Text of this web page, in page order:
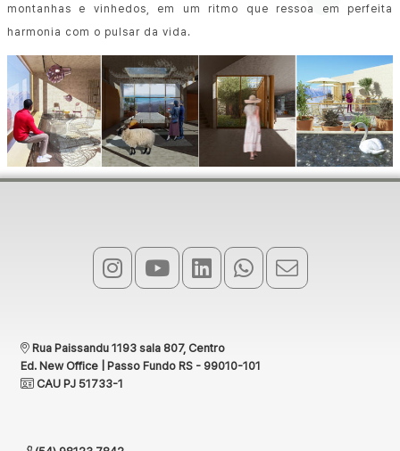
montanhas e vinhedos, em um ritmo que ressoa em perfeita
harmonia com o pulsar da vida.
Rua Paissandu 1193 sala 807, Centro
Ed. New Office | Passo Fundo RS - 99010-101
CAU PJ 51733-1